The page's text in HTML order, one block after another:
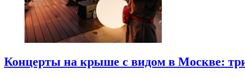
Концерты на крыше с видом в Москве: